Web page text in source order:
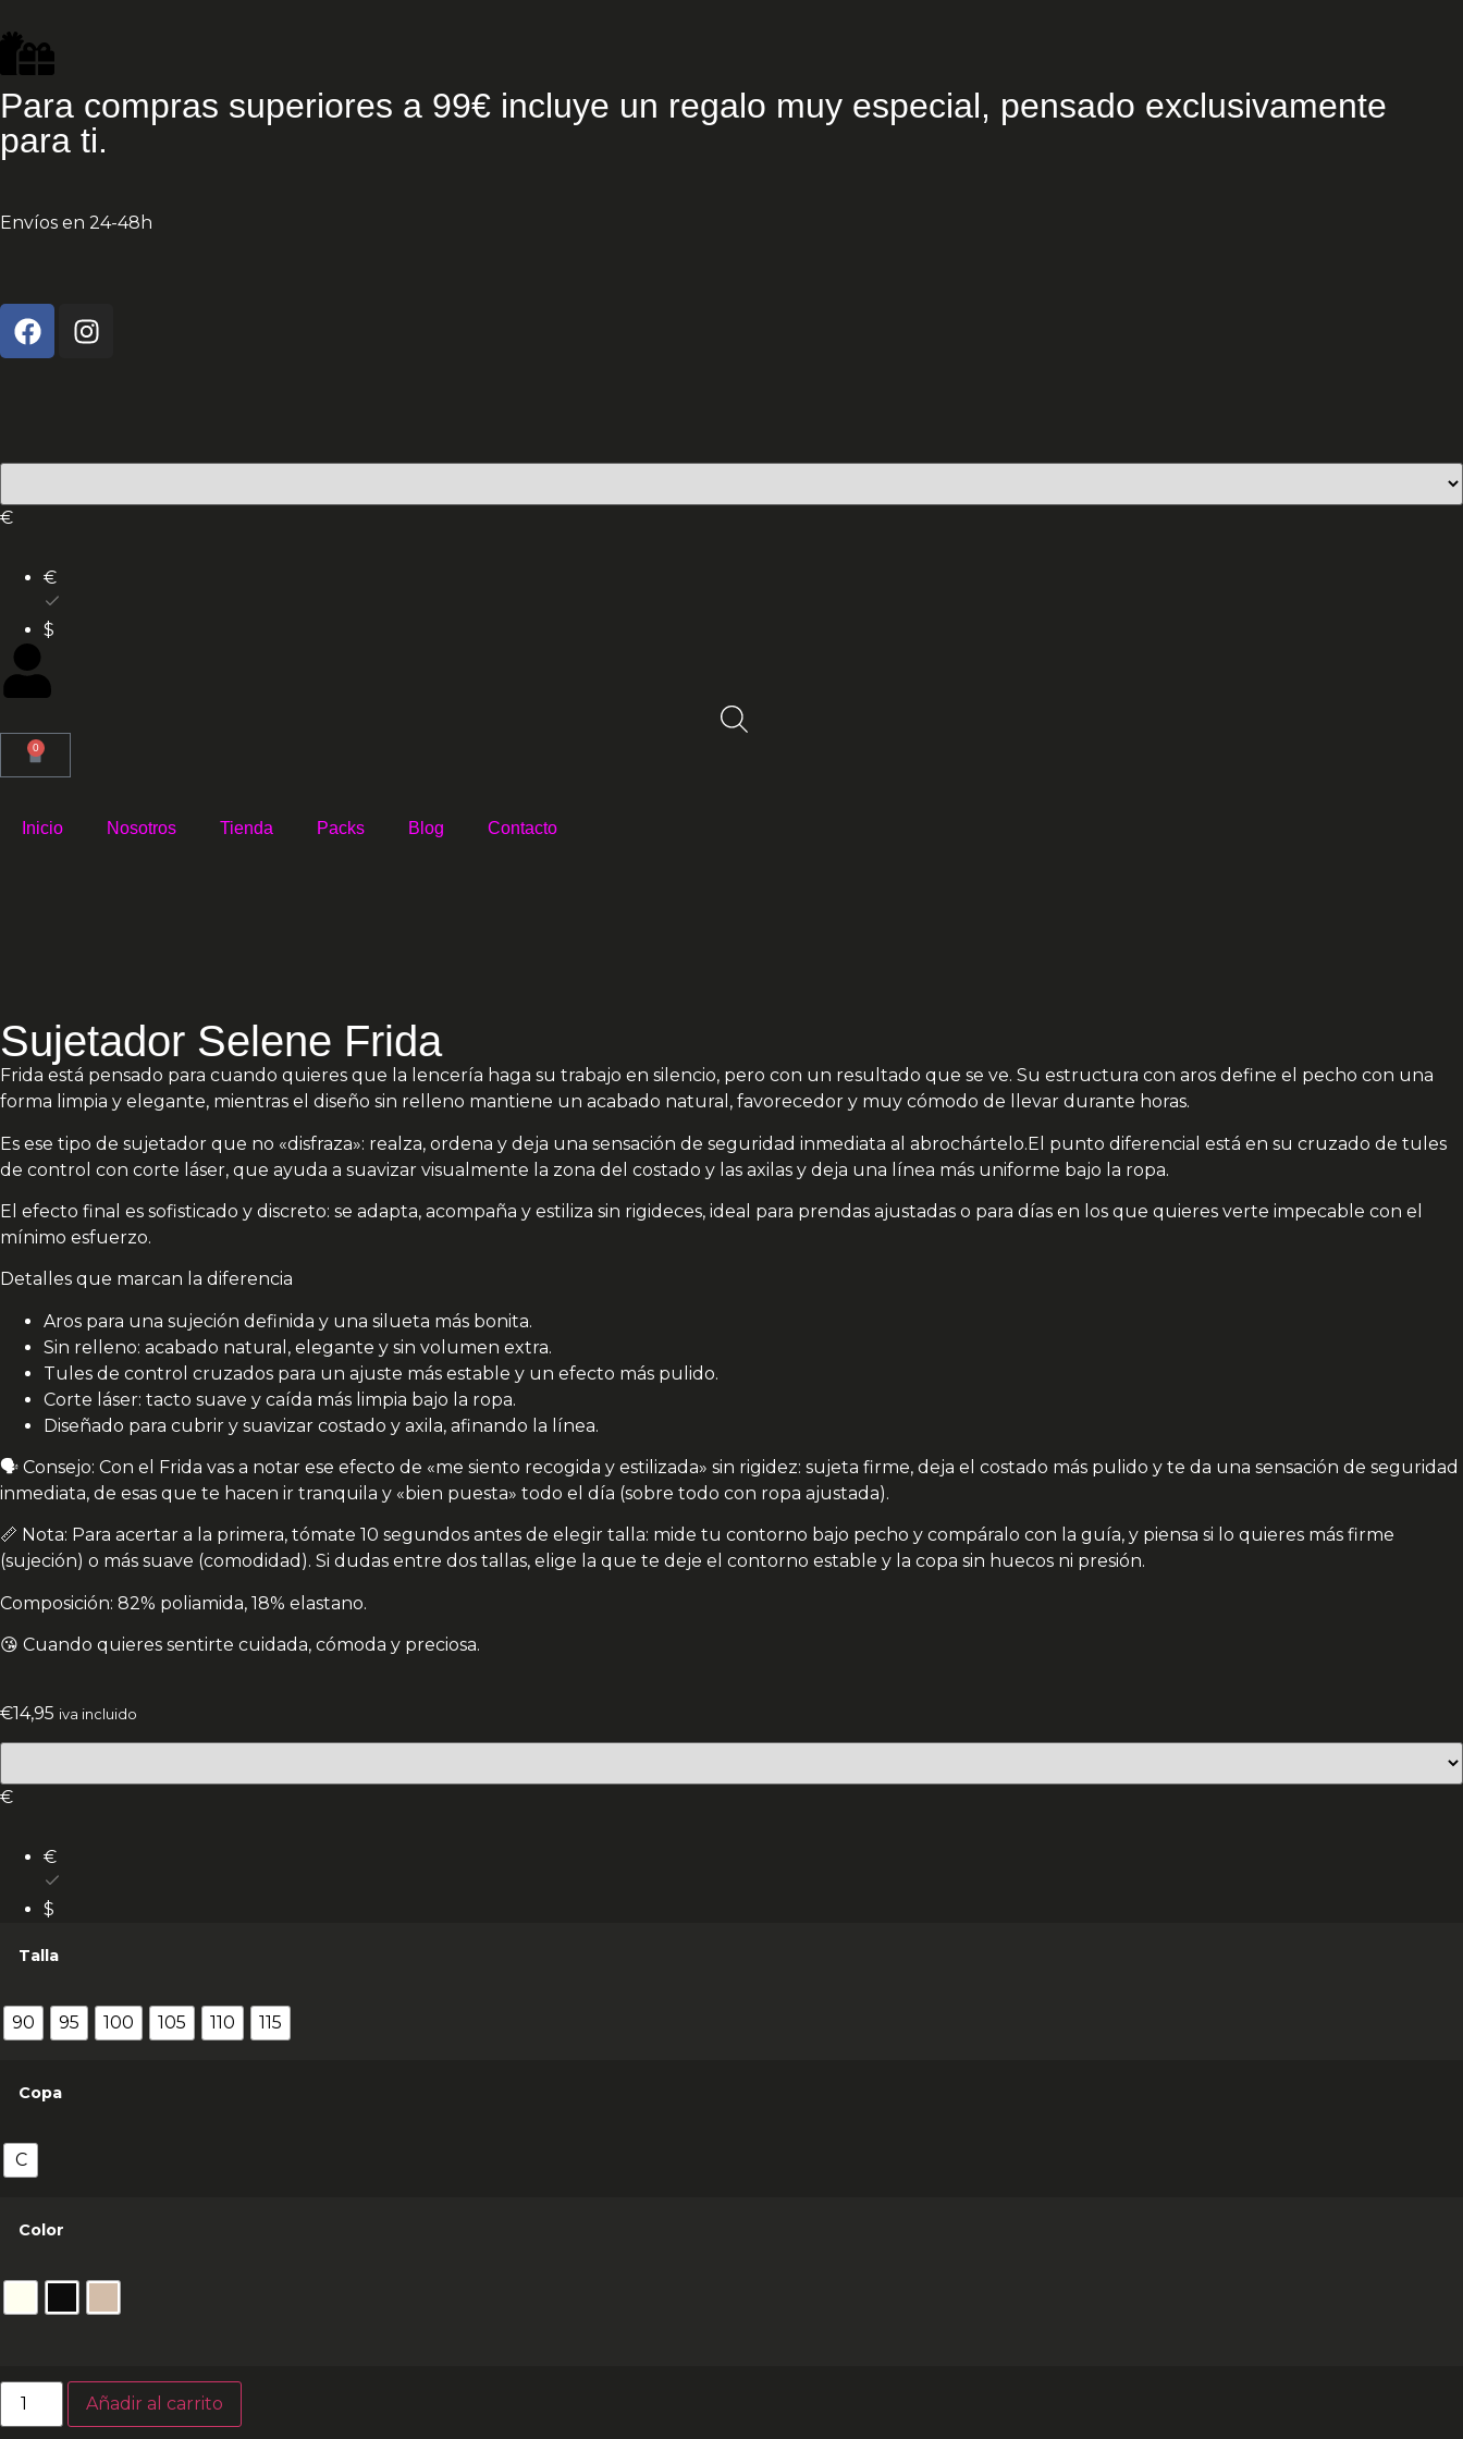
Para compras superiores a 99€ incluye un regalo muy especial, pensado exclusivamente
para ti.
Envíos en 24-48h
€
€
$
0
Inicio Nosotros Tienda Packs Blog Contacto
Sujetador Selene Frida
Frida está pensado para cuando quieres que la lencería haga su trabajo en silencio, pero con un resultado que se ve. Su estructura con aros define el pecho con una
forma limpia y elegante, mientras el diseño sin relleno mantiene un acabado natural, favorecedor y muy cómodo de llevar durante horas.
Es ese tipo de sujetador que no «disfraza»: realza, ordena y deja una sensación de seguridad inmediata al abrochártelo.El punto diferencial está en su cruzado de tules
de control con corte láser, que ayuda a suavizar visualmente la zona del costado y las axilas y deja una línea más uniforme bajo la ropa.
El efecto final es sofisticado y discreto: se adapta, acompaña y estiliza sin rigideces, ideal para prendas ajustadas o para días en los que quieres verte impecable con el
mínimo esfuerzo.
Detalles que marcan la diferencia
Aros para una sujeción definida y una silueta más bonita.
Sin relleno: acabado natural, elegante y sin volumen extra.
Tules de control cruzados para un ajuste más estable y un efecto más pulido.
Corte láser: tacto suave y caída más limpia bajo la ropa.
Diseñado para cubrir y suavizar costado y axila, afinando la línea.
🗣️ Consejo: Con el Frida vas a notar ese efecto de «me siento recogida y estilizada» sin rigidez: sujeta firme, deja el costado más pulido y te da una sensación de seguridad
inmediata, de esas que te hacen ir tranquila y «bien puesta» todo el día (sobre todo con ropa ajustada).
📏 Nota: Para acertar a la primera, tómate 10 segundos antes de elegir talla: mide tu contorno bajo pecho y compáralo con la guía, y piensa si lo quieres más firme
(sujeción) o más suave (comodidad). Si dudas entre dos tallas, elige la que te deje el contorno estable y la copa sin huecos ni presión.
Composición: 82% poliamida, 18% elastano.
😘 Cuando quieres sentirte cuidada, cómoda y preciosa.
€14,95 iva incluido
€
€
$
Talla
90 95 100 105 110 115
Copa
C
Color
Añadir al carrito